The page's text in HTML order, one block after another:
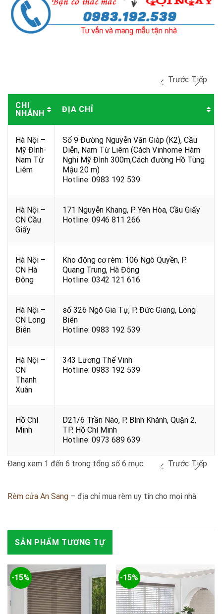
Trước Tiếp
CHI
NHÁNH
ĐỊA CHỈ
Hà Nội –
Mỹ Đình-
Nam Từ
Liêm
Số 9 Đường Nguyễn Văn Giáp (K2), Cầu
Diễn, Nam Từ Liêm (Cách Vinhome Hàm
Nghi Mỹ Đình 300m,Cách đường Hồ Tùng
Mậu 20 m)
Hotline: 0983 192 539
Hà Nội –
CN Cầu
Giấy
171 Nguyễn Khang, P. Yên Hòa, Cầu Giấy
Hotline: 0946 811 266
Hà Nội –
CN Hà
Đông
Kho động cơ rèm: 106 Ngô Quyền, P.
Quang Trung, Hà Đông
Hotline: 0342 121 616
Hà Nội –
CN Long
Biên
số 326 Ngô Gia Tự, P. Đức Giang, Long
Biên
Hotline: 0983 192 539
Hà Nội –
CN
Thanh
Xuân
343 Lương Thế Vinh
Hotline: 0983 192 539
Hồ Chí
Minh
D21/6 Trần Não, P. Bình Khánh, Quận 2,
TP. Hồ Chí Minh
Hotline: 0973 689 639
Đang xem 1 đến 6 trong tổng số 6 mục Trước Tiếp
Rèm cửa An Sang – địa chỉ mua rèm uy tín cho mọi nhà.
SẢN PHẨM TƯƠNG TỰ
-15% -15%